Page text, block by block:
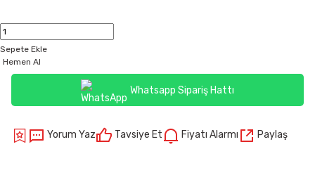
Sepete Ekle
Hemen Al
Whatsapp Sipariş Hattı
Yorum Yaz Tavsiye Et Fiyatı Alarmı Paylaş